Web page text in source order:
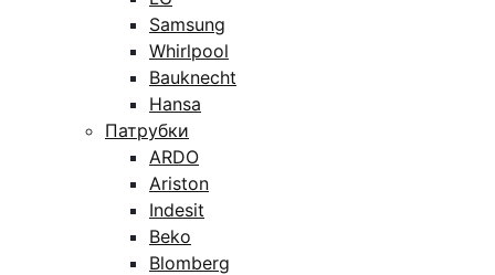
Samsung
Whirlpool
Bauknecht
Hansa
Патрубки
ARDO
Ariston
Indesit
Beko
Blomberg